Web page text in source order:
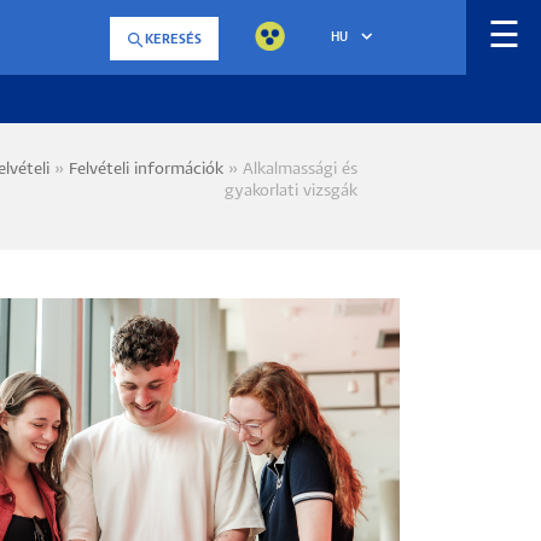
KERESÉS HU ☰
Felvételi információk
Alkalmassági és
gyakorlati vizsgák